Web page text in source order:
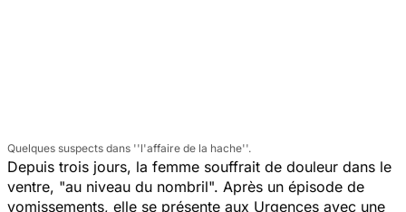
Quelques suspects dans ''l'affaire de la hache''.
Depuis trois jours, la femme souffrait de douleur dans le
ventre, "au niveau du nombril". Après un épisode de
vomissements, elle se présente aux Urgences avec une